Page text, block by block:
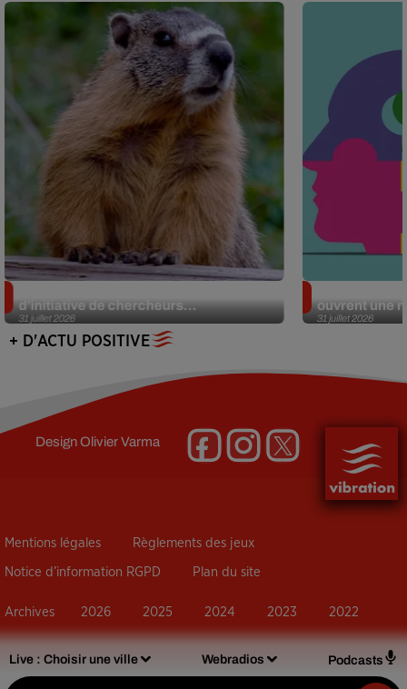
Live : Choisir une ville Webradios Podcasts
31 juillet 2026
d’initiative de chercheurs...
31 juillet 2026
ouvrent une
+ D'ACTU POSITIVE
DesignOlivier Varma
Mentions légales Règlements des jeux
Notice d’information RGPD Plan du site
Archives 2026 2025 2024 2023 2022